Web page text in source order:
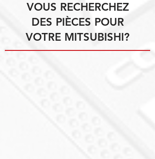
VOUS RECHERCHEZ
DES PIÈCES POUR
VOTRE MITSUBISHI?